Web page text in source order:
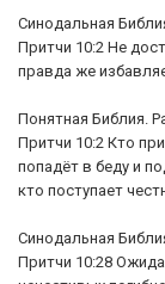
Синодальная
Притчи 10:2 Не
правда же
Понятная Библия.
Притчи 10:2 Кто
попадёт в беду и
кто поступает
Синодальная
Притчи 10:28